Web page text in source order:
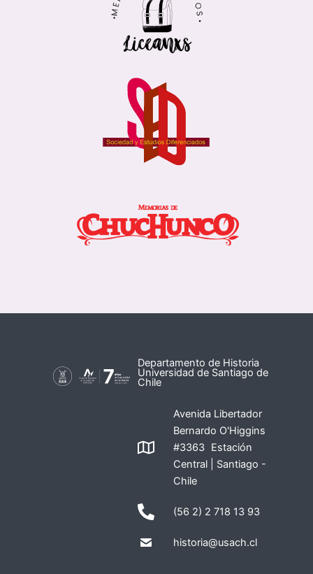
Departamento de Historia
Universidad de Santiago de
Chile
Avenida Libertador
Bernardo O'Higgins
#3363 Estación
Central | Santiago -
Chile
(56 2) 2 718 13 93
historia@usach.cl